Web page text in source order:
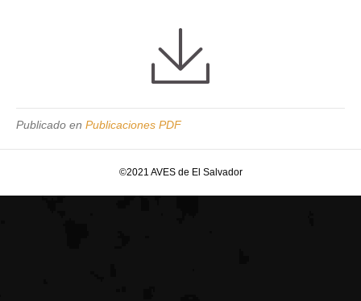
Publicado en Publicaciones PDF
©2021 AVES de El Salvador